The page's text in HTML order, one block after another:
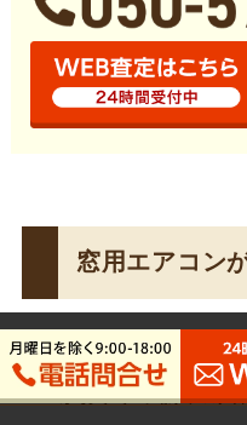
窓用エアコン
今後窓用エアコンの購入
コンがおすすめな人の条